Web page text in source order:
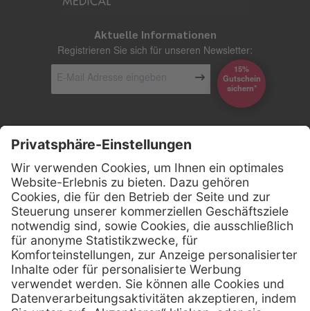
Aktuelle Informationen
Registrieren Sie sich für unseren Newsletter:
15%
Gutschein
*sichern
Kontakt
Firmensitz
Henry Schein Medical GmbH
Alt-Moabit 96 b
D-10559 Berlin
Telefon: 0800 - 888 777 6
Telefax: 0800 - 888 777 8
E-Mail: info @ henryschein-med.de